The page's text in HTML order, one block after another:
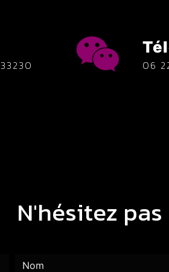
06
N'hésitez